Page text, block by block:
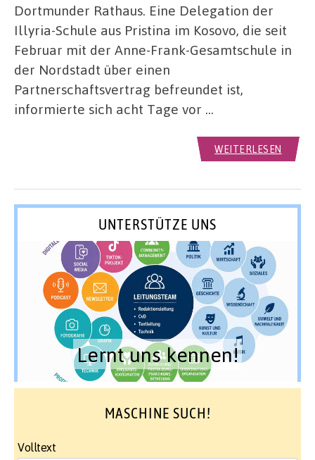
Dortmunder Rathaus. Eine Delegation der
Illyria-Schule aus Pristina im Kosovo, die seit
Februar mit der Anne-Frank-Gesamtschule in
der Nordstadt über einen
Partnerschaftsvertrag befreundet ist,
informierte sich acht Tage vor …
WEITERLESEN
UNTERSTÜTZE UNS
Lernt uns kennen!
MASCHINE SUCH!
Volltext